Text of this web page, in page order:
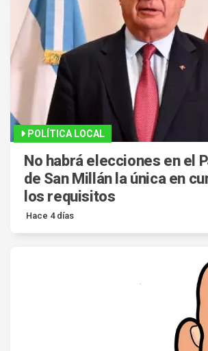
POLÍTICA LOCAL
No habrá elecciones en el
de San Millán la única en
los requisitos
Hace 4 días